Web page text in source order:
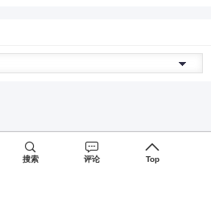
搜索 评论 Top